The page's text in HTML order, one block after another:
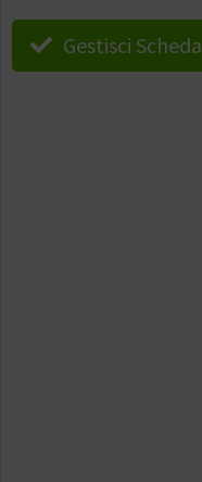
Gestisci Scheda